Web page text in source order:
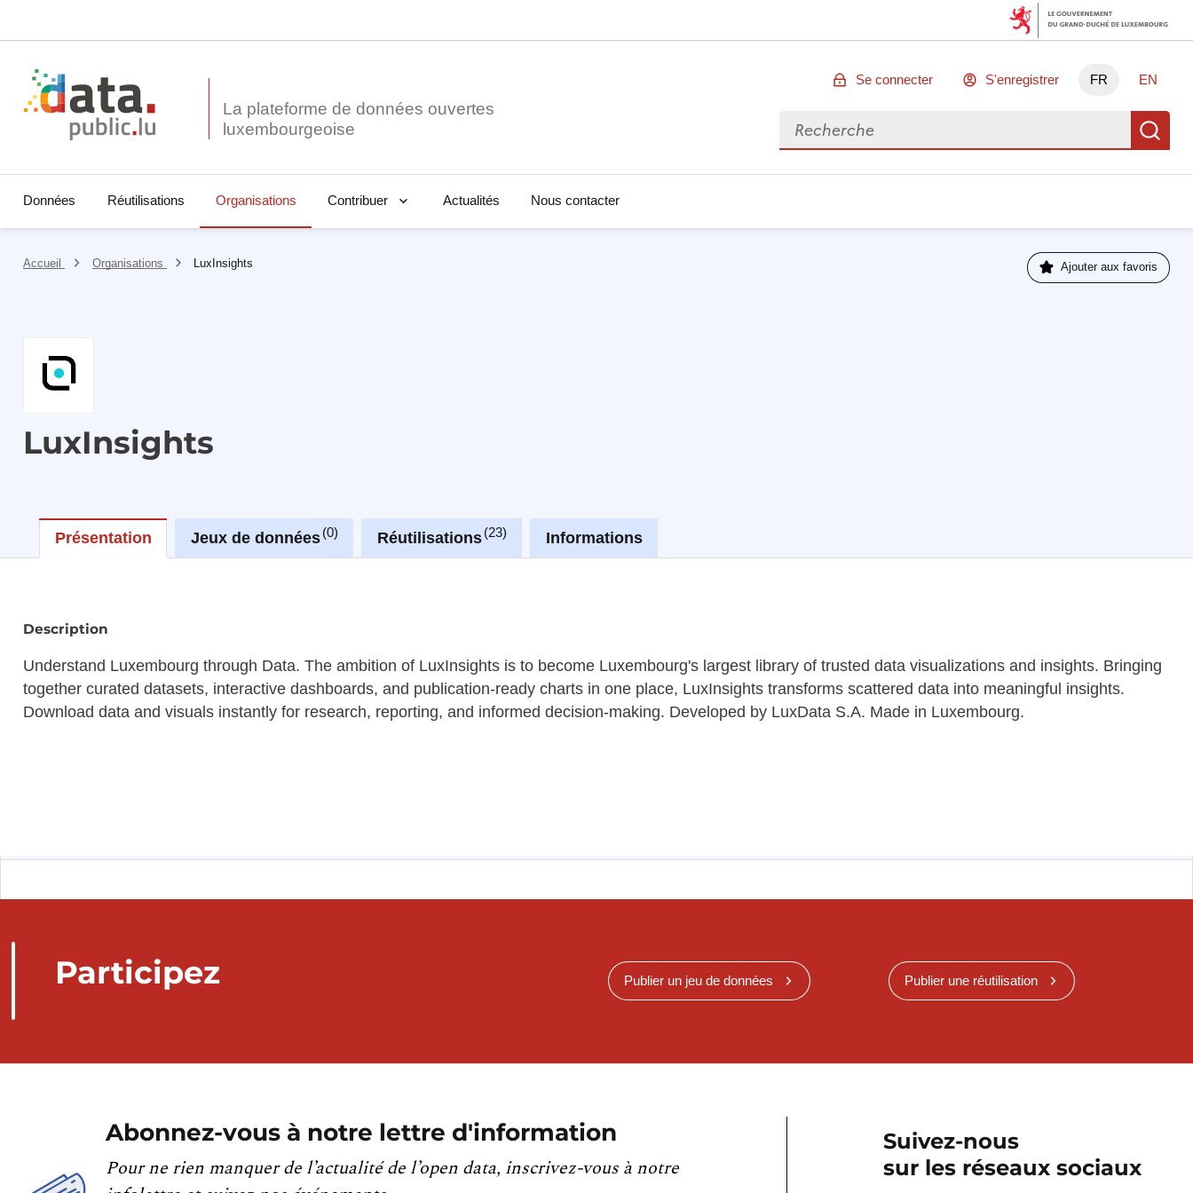
La plateforme de données ouvertes
Se connecter S'enregistrer FR EN
Rechercher des données
Données Réutilisations Organisations Contribuer Actualités Nous contacter
Accueil Organisations LuxInsights Ajouter aux favoris
LuxInsights
Présentation Jeux de données 0 Réutilisations 23 Informations
Description
Understand Luxembourg through Data. The ambition of LuxInsights is to become Luxembourg's largest library of trusted data visualizations and insights. Bringing
together curated datasets, interactive dashboards, and publication-ready charts in one place, LuxInsights transforms scattered data into meaningful insights.
Download data and visuals instantly for research, reporting, and informed decision-making. Developed by LuxData S.A. Made in Luxembourg.
Participez Publier un jeu de données Publier une réutilisation
Abonnez-vous à notre lettre d'information
Pour ne rien manquer de l’actualité de l’open data, inscrivez-vous à notre
Suivez-nous
sur les réseaux sociaux